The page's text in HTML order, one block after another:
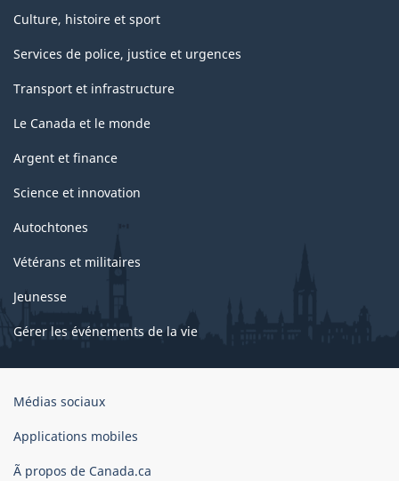
Culture, histoire et sport
Services de police, justice et urgences
Transport et infrastructure
Le Canada et le monde
Argent et finance
Science et innovation
Autochtones
Vétérans et militaires
Jeunesse
Gérer les événements de la vie
Organisation
gouvernement
Canada
Médias sociaux
Applications mobiles
Ã propos de Canada.ca